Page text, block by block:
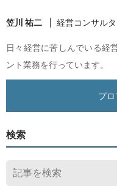
笠川 祐二 経営コンサルタ
日々経営に苦しんでいる経
ント業務を行っています。
プ
検索